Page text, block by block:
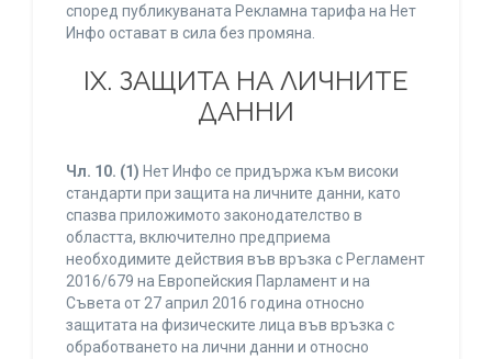
според публикуваната Рекламна тарифа на Нет
Инфо остават в сила без промяна.
IХ. ЗАЩИТА НА ЛИЧНИТЕ
ДАННИ
Чл. 10. (1) Нет Инфо се придържа към високи
стандарти при защита на личните данни, като
спазва приложимото законодателство в
областта, включително предприема
необходимите действия във връзка с Регламент
2016/679 на Европейския Парламент и на
Съвета от 27 април 2016 година относно
защитата на физическите лица във връзка с
обработването на лични данни и относно